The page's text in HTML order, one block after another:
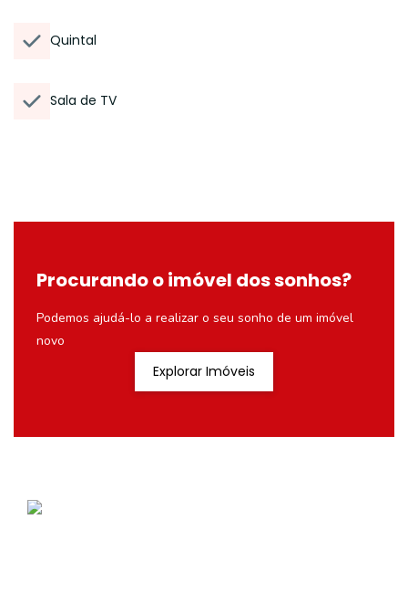
Quintal
Sala de TV
Procurando o imóvel dos sonhos?
Podemos ajudá-lo a realizar o seu sonho de um imóvel
novo
Explorar Imóveis